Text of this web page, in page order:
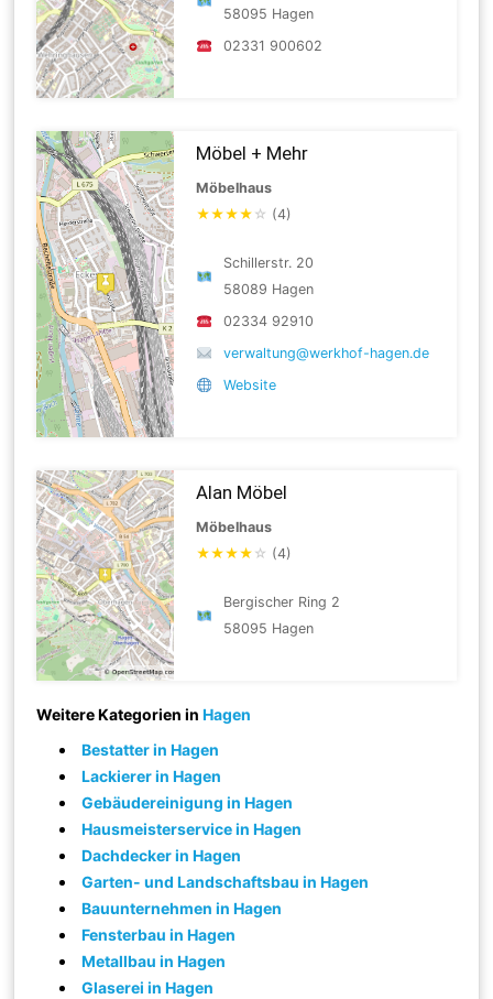
58095 Hagen
02331 900602
Möbel + Mehr
Möbelhaus
★★★★ ☆ (4)
Schillerstr. 20
58089 Hagen
02334 92910
verwaltung@werkhof-hagen.de
Website
Alan Möbel
Möbelhaus
★★★★ ☆ (4)
Bergischer Ring 2
58095 Hagen
Weitere Kategorien inHagen
Bestatter in Hagen
Lackierer in Hagen
Gebäudereinigung in Hagen
Hausmeisterservice in Hagen
Dachdecker in Hagen
Garten- und Landschaftsbau in Hagen
Bauunternehmen in Hagen
Fensterbau in Hagen
Metallbau in Hagen
Glaserei in Hagen